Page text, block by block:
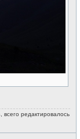
всего редактировалось